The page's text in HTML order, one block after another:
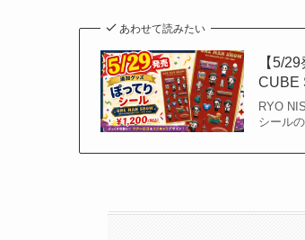
あわせて読みたい
【5/
CUBE
RYO
シール